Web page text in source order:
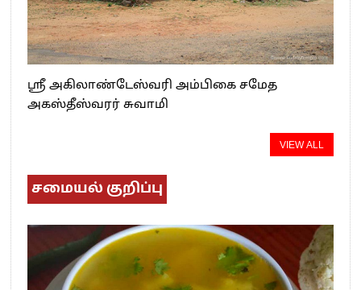
ஸ்ரீ அகிலாண்டேஸ்வரி அம்பிகை சமேத
அகஸ்தீஸ்வரர் சுவாமி
VIEW ALL
சமையல் குறிப்பு